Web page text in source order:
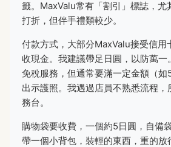
籤。MaxValu常有「割引」標誌，尤
打折，但伴手禮類較少。
付款方式，大部分MaxValu接受信用
收現金。我建議帶足日圓，以防萬
免稅服務，但通常要滿一定金額（
出示護照。我遇過店員不熟悉流程，
務台。
購物袋要收費，一個約5日圓，自備
帶一個小背包，裝輕的東西，重的放